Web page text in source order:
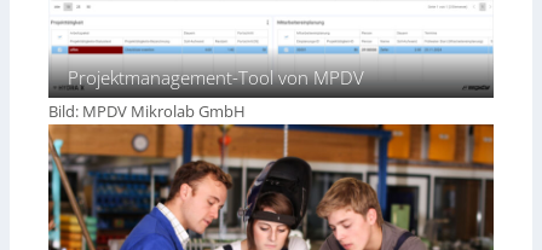
Projektmanagement-Tool von MPDV
Bild: MPDV Mikrolab GmbH